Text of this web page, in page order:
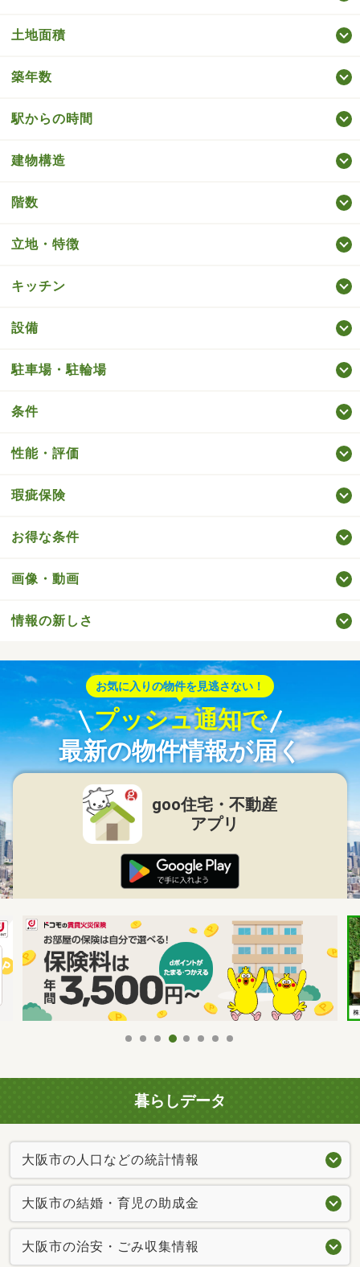
土地面積
築年数
駅からの時間
建物構造
階数
立地・特徴
キッチン
設備
駐車場・駐輪場
条件
性能・評価
瑕疵保険
お得な条件
画像・動画
情報の新しさ
お気に入りの物件を見逃さない！
プッシュ通知で
最新の物件情報が届く
goo住宅・不動産
アプリ
暮らしデータ
大阪市の人口などの統計情報
大阪市の結婚・育児の助成金
大阪市の治安・ごみ収集情報